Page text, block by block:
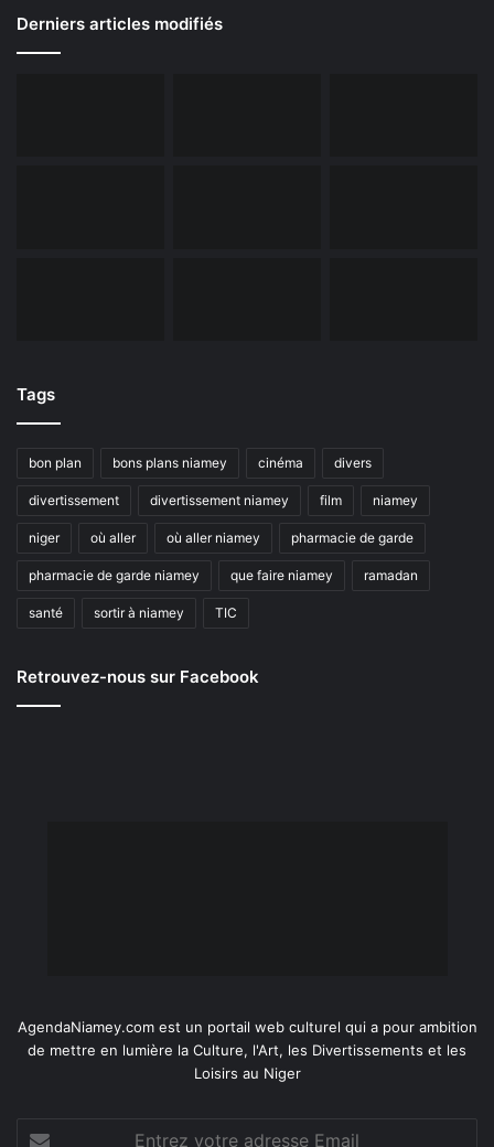
Derniers articles modifiés
Tags
bon plan bons plans niamey cinéma divers
divertissement divertissement niamey film niamey
niger où aller où aller niamey pharmacie de garde
pharmacie de garde niamey que faire niamey ramadan
santé sortir à niamey TIC
Retrouvez-nous sur Facebook
AgendaNiamey.com est un portail web culturel qui a pour ambition
de mettre en lumière la Culture, l'Art, les Divertissements et les
Loisirs au Niger
Entrez